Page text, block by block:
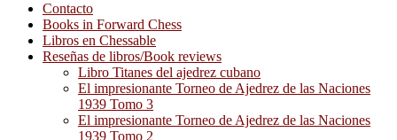
Contacto
Books in Forward Chess
Libros en Chessable
Reseñas de libros/Book reviews
Libro Titanes del ajedrez cubano
El impresionante Torneo de Ajedrez de las Naciones
1939 Tomo 3
El impresionante Torneo de Ajedrez de las Naciones
1939 Tomo 2